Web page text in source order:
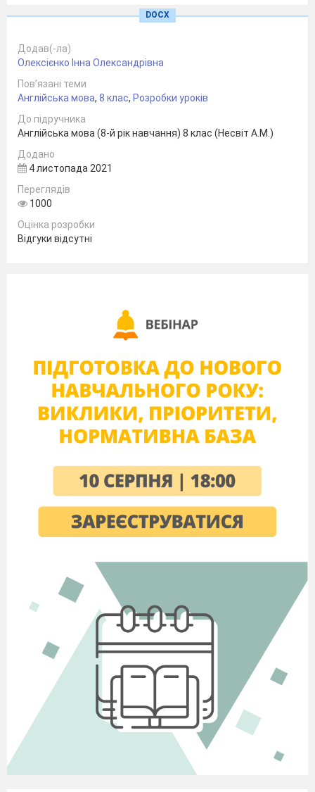
слухач курсів
вчителів
вчитель
Валеріївна,
завідувач відділу
міжнародних
зв’язків
Біла Церква
2021
Topic : SHOPS AND SHOPPING
Form 8
to leаrn new words and word
combinations, to revise countable and uncountable
nouns ,to repeat fruit and vegetables, clothes,
food, school things, to consolidate a grammar
structure - how much/ how many, to practice
language skills, to write a shopping list.
Materials:
Presentation РOWER POINT, theme
FRUIT/VEGETABLES
CLOTHES/FOOTWEAR, FOOD,
SCHOOL
THINGS books, copybooks.
Learning outcomes
By the end of the lesson children will be able to
DOCX
Додав(-ла)
Олексієнко Інна Олександрівна
Пов’язані теми
Англійська мова, 8 клас, Розробки уроків
До підручника
Англійська мова (8-й рік навчання) 8 клас (Несвіт А.М.)
Додано
4 листопада 2021
Переглядів
1000
Оцінка розробки
Відгуки відсутні